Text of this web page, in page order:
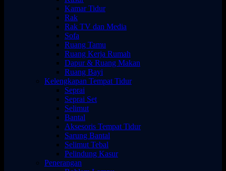
Kamar Tidur
Rak
Rak TV dan Media
Sofa
Ruang Tamu
Ruang Kerja Rumah
Dapur & Ruang Makan
Ruang Bayi
Kelengkapan Tempat Tidur
Seprai
Seprai Set
Selimut
Bantal
Aksesoris Tempat Tidur
Sarung Bantal
Selimut Tebal
Pelindung Kasur
Penerangan